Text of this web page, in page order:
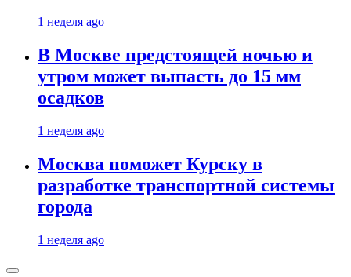
1 неделя ago
В Москве предстоящей ночью и
утром может выпасть до 15 мм
осадков
1 неделя ago
Москва поможет Курску в
разработке транспортной системы
города
1 неделя ago